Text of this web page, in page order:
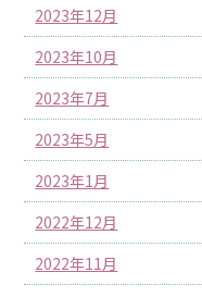
2023年12月
2023年10月
2023年7月
2023年5月
2023年1月
2022年12月
2022年11月